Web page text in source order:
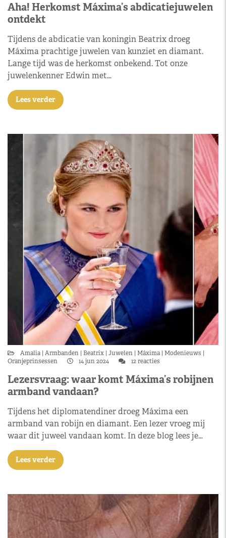
Aha! Herkomst Máxima’s abdicatiejuwelen
ontdekt
Tijdens de abdicatie van koningin Beatrix droeg
Máxima prachtige juwelen van kunziet en diamant.
Lange tijd was de herkomst onbekend. Tot onze
juwelenkenner Edwin met…
Lees verder
Amalia Armbanden Beatrix Juwelen Máxima Modenieuws
Oranjeprinsessen
14 jun 2024 12 reacties
Lezersvraag: waar komt Máxima’s robijnen
armband vandaan?
Tijdens het diplomatendiner droeg Máxima een
armband van robijn en diamant. Een lezer vroeg mij
waar dit juweel vandaan komt. In deze blog lees je…
Lees verder